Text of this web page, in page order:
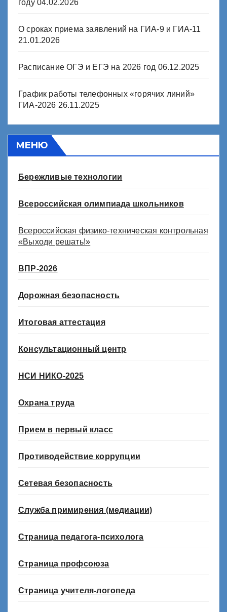
году 04.02.2026
О сроках приема заявлений на ГИА-9 и ГИА-11
21.01.2026
Расписание ОГЭ и ЕГЭ на 2026 год 06.12.2025
График работы телефонных «горячих линий»
ГИА-2026 26.11.2025
МЕНЮ
Бережливые технологии
Всероссийская олимпиада школьников
Всероссийская физико-техническая контрольная
«Выходи решать!»
ВПР-2026
Дорожная безопасность
Итоговая аттестация
Консультационный центр
НСИ НИКО-2025
Охрана труда
Прием в первый класс
Противодействие коррупции
Сетевая безопасность
Служба примирения (медиации)
Страница педагога-психолога
Страница профсоюза
Страница учителя-логопеда